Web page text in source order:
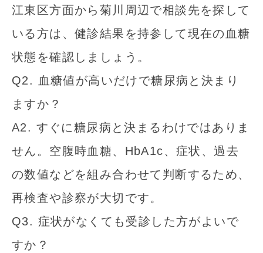
江東区方面から菊川周辺で相談先を探して
いる方は、健診結果を持参して現在の血糖
状態を確認しましょう。
Q2. 血糖値が高いだけで糖尿病と決まり
ますか？
A2. すぐに糖尿病と決まるわけではありま
せん。空腹時血糖、HbA1c、症状、過去
の数値などを組み合わせて判断するため、
再検査や診察が大切です。
Q3. 症状がなくても受診した方がよいで
すか？